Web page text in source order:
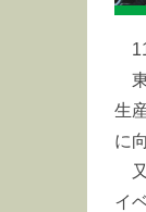
生
に
イ